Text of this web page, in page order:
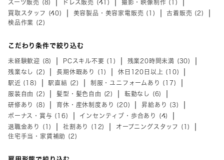
スーツ販売 (8)
ドレス販売 (41)
撮影・映像制作 (1)
買取スタッフ (40)
美容製品・美容家電販売 (1)
古着販売 (2)
検品作業 (2)
こだわり条件で絞り込む
未経験歓迎 (8) PCスキル不要 (1)
残業20時間未満 (30)
残業なし (2)
長期休暇あり (1)
休日120日以上 (10)
駅近 (18)
駅直結 (2)
制服・ユニフォームあり (17)
服装自由 (2)
髪型・髪色自由 (2)
転勤なし (6)
研修あり (8)
育休・産休制度あり (20)
昇給あり (3)
ボーナス・賞与 (16)
インセンティブ・歩合あり (4)
退職金あり (1)
社割あり (12)
オープニングスタッフ (1)
住宅手当・家賃補助 (2)